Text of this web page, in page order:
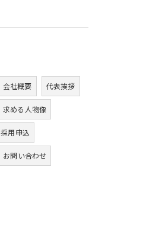
会社概要 代表挨拶
求める人物像
採用申込
お問い合わせ